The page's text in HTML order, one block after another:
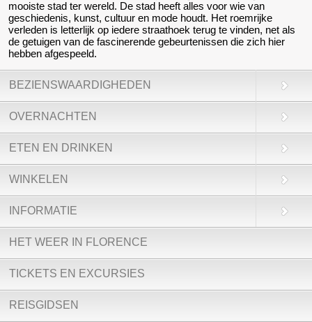
mooiste stad ter wereld. De stad heeft alles voor wie van
geschiedenis, kunst, cultuur en mode houdt. Het roemrijke
verleden is letterlijk op iedere straathoek terug te vinden, net als
de getuigen van de fascinerende gebeurtenissen die zich hier
hebben afgespeeld.
BEZIENSWAARDIGHEDEN
OVERNACHTEN
ETEN EN DRINKEN
WINKELEN
INFORMATIE
HET WEER IN FLORENCE
TICKETS EN EXCURSIES
REISGIDSEN